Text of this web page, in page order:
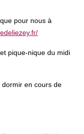
pour nous à
pique-nique du midi
en cours de